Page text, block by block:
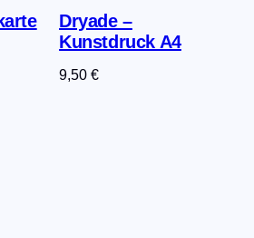
Dryade –
Kunstdruck A4
9,50€